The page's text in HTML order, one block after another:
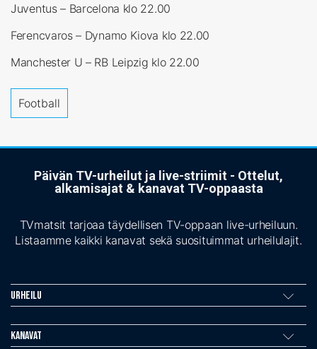
Juventus – Barcelona klo 22.00
Ferencvaros – Dynamo Kiova klo 22.00
Manchester U – RB Leipzig klo 22.00
Football
Päivän TV-urheilut ja live-striimit - Ottelut,
alkamisajat & kanavat TV-oppaasta
TVmatsit tarjoaa täydellisen TV-oppaan live-urheiluun.
Listaamme kaikki kanavat sekä suosituimmat urheilulajit.
Urheilu
Kanavat